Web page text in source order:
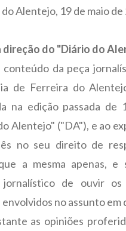
Alentejo, 19 de maio de
direção do "Diário do
conteúdo da peça
de Ferreira do
na edição passada de
Alentejo" ("DA"), e ao
no seu direito de
a mesma apenas, e
de ouvir os
no assunto em
as opiniões